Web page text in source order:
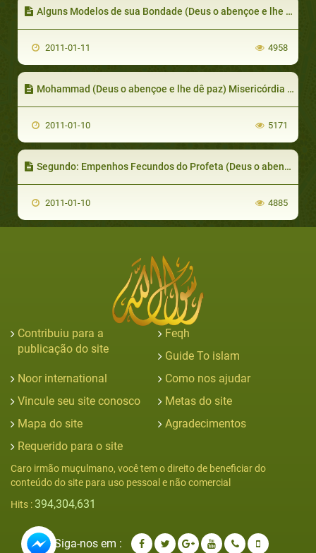
Alguns Modelos de sua Bondade (Deus o abençoe e lhe dê paz)
2011-01-11 4958
Mohammad (Deus o abençoe e lhe dê paz) Misericórdia Para A Humanidade na Literatura Ocidental
2011-01-10 5171
Segundo: Empenhos Fecundos do Profeta (Deus o abençoe e lhe dê paz)
2011-01-10 4885
Contribuiu para a
publicação do site
Feqh
Guide To islam
Noor international
Como nos ajudar
Vincule seu site conosco
Metas do site
Mapa do site
Agradecimentos
Requerido para o site
Caro irmão muçulmano, você tem o direito de beneficiar do
conteúdo do site para uso pessoal e não comercial
Hits : 394,304,631
Siga-nos em :